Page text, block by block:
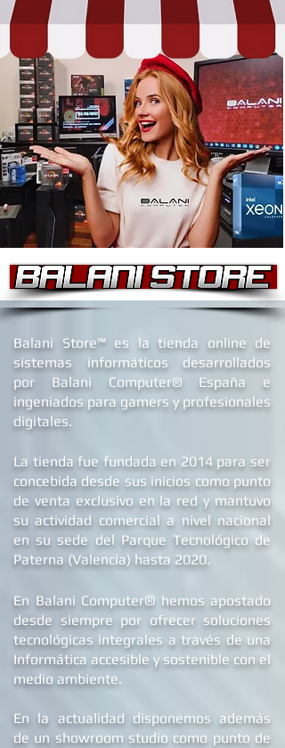
Balani Store™ es la tienda online de
sistemas informáticos desarrollados
por Balani Computer® España e
ingeniados para gamers y profesionales
digitales.
La tienda fue fundada en 2014 para ser
concebida desde sus inicios como punto
de venta exclusivo en la red y mantuvo
su actividad comercial a nivel nacional
en su sede del Parque Tecnológico de
Paterna (Valencia) hasta 2020.
En Balani Computer® hemos apostado
desde siempre por ofrecer soluciones
tecnológicas integrales a través de una
Informática accesible y sostenible con el
medio ambiente.
En la actualidad disponemos además
de un showroom studio como punto de